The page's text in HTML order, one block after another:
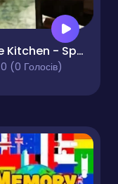
The Kitchen - Spot the differences
0 (0 Голосів)